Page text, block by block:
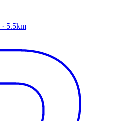
5.5km